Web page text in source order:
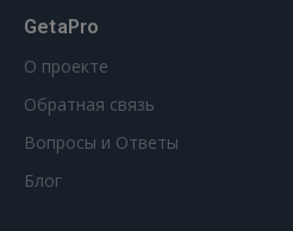
GetaPro
О проекте
Обратная связь
Вопросы и Ответы
Блог